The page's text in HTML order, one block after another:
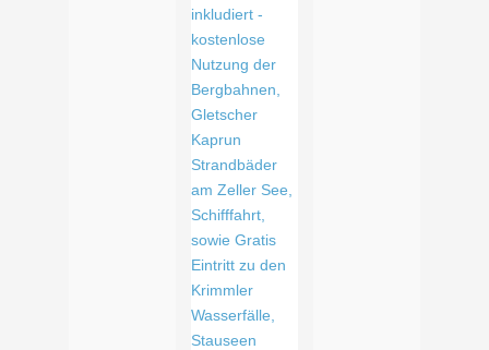
Die Panorama Suite verspricht auf ca. 45 m2
Wohnvergnügen der Extraklasse für zwei bis vier Personen.
Nomen est omen – die Suite sorgt mit den großen Fenstern
für einen Ausblick vom Feinsten. Das straighte Holzdesign
und die lässigen Details sind hier besonders beliebt! Die